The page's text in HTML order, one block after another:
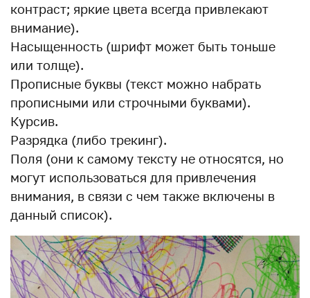
контраст; яркие цвета всегда привлекают
внимание).
Насыщенность (шрифт может быть тоньше
или толще).
Прописные буквы (текст можно набрать
прописными или строчными буквами).
Курсив.
Разрядка (либо трекинг).
Поля (они к самому тексту не относятся, но
могут использоваться для привлечения
внимания, в связи с чем также включены в
данный список).